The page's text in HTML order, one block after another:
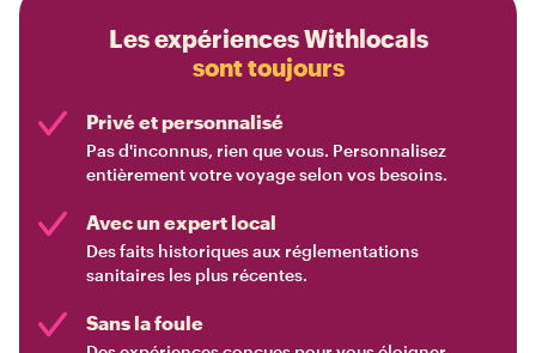
Les expériences Withlocals
sont toujours
Privé et personnalisé
Pas d'inconnus, rien que vous. Personnalisez
entièrement votre voyage selon vos besoins.
Avec un expert local
Des faits historiques aux réglementations
sanitaires les plus récentes.
Sans la foule